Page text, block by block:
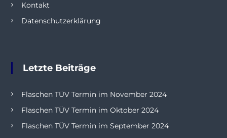
Kontakt
Datenschutzerklärung
Letzte Beiträge
Flaschen TÜV Termin im November 2024
Flaschen TÜV Termin im Oktober 2024
Flaschen TÜV Termin im September 2024